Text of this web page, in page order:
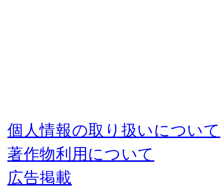
個人情報の取り扱いについて
著作物利用について
広告掲載